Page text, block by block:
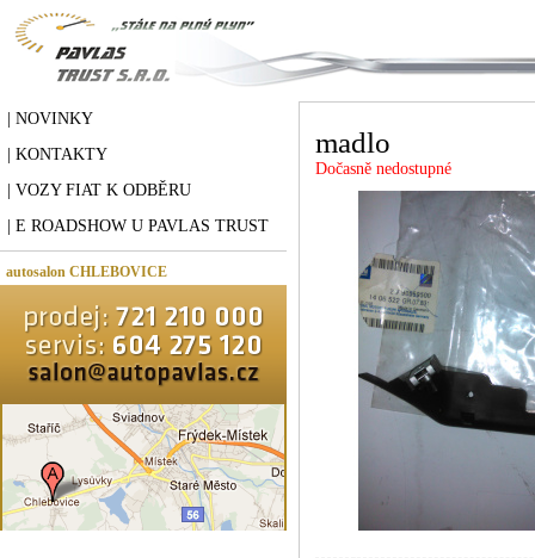
| NOVINKY
| KONTAKTY
| VOZY FIAT K ODBĚRU
| E ROADSHOW U PAVLAS TRUST
autosalon CHLEBOVICE
madlo
Dočasně nedostupné